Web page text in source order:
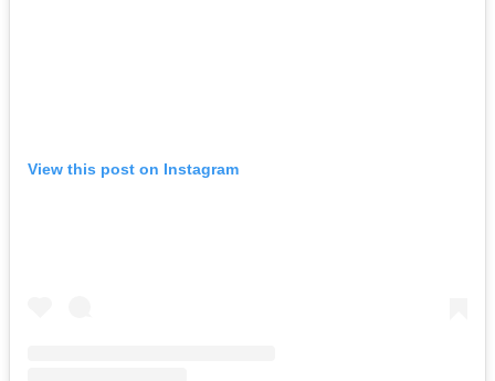
View this post on Instagram